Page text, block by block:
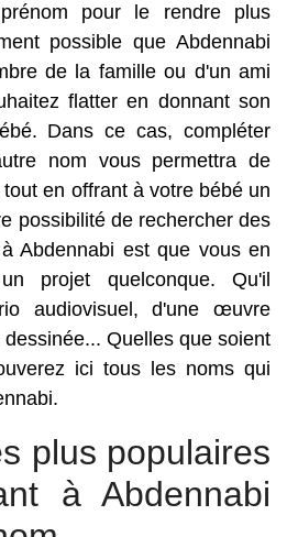
pour le rendre plus
possible que Abdennabi
de la famille ou d'un ami
flatter en donnant son
Dans ce cas, compléter
nom vous permettra de
en offrant à votre bébé un
possibilité de rechercher des
Abdennabi est que vous en
projet quelconque. Qu'il
audiovisuel, d'une œuvre
dessinée... Quelles que soient
ici tous les noms qui
plus populaires
à Abdennabi